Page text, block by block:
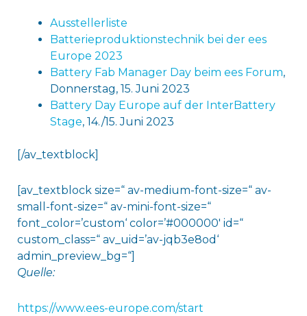
Ausstellerliste
Batterieproduktionstechnik bei der ees
Europe 2023
Battery Fab Manager Day beim ees Forum,
Donnerstag, 15. Juni 2023
Battery Day Europe auf der InterBattery
Stage, 14./15. Juni 2023
[/av_textblock]
[av_textblock size=“ av-medium-font-size=“ av-
small-font-size=“ av-mini-font-size=“
font_color=’custom‘ color=’#000000′ id=“
custom_class=“ av_uid=’av-jqb3e8od‘
admin_preview_bg=“]
Quelle:
https://www.ees-europe.com/start